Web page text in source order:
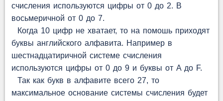
счисления используются цифры от 0 до 2. В
восьмеричной от 0 до 7.
Когда 10 цифр не хватает, то на помошь приходят
буквы английского алфавита. Например в
шестнадцатиричной системе счисления
используются цифры от 0 до 9 и буквы от A до F.
Так как букв в алфавите всего 27, то
максимальное основание системы счисления будет